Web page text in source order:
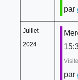
par
Juillet
2024
par